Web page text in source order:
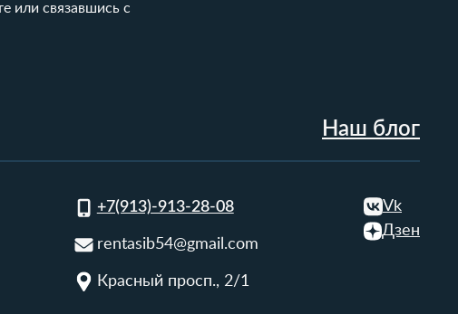
или связавшись с
Наш блог
+7(913)-913-28-08
rentasib54@gmail.com
Красный просп., 2/1
Vk
Дзен